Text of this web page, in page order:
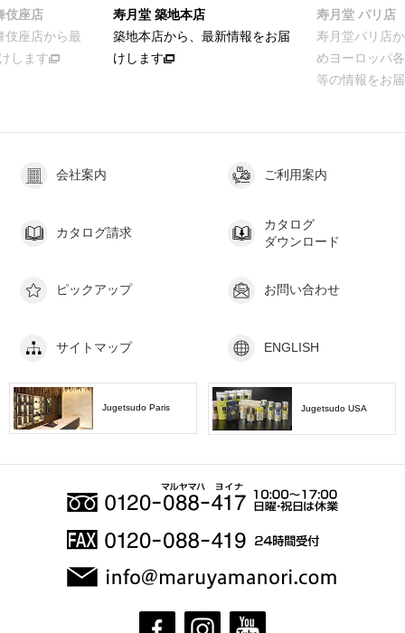
地本店
ら、最新情報をお届
寿月堂 パリ店
寿月堂パリ店から、パリをはじ
めヨーロッパ各国のお得意さま
お家で
お茶を
ける簡
会社案内 ご利用案内
カタログ請求
カタログ
ダウンロード
ピックアップ お問い合わせ
サイトマップ ENGLISH
Jugetsudo Paris Jugetsudo USA